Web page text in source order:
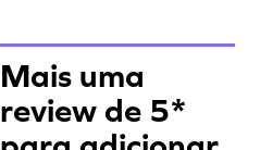
Mais uma
review de 5*